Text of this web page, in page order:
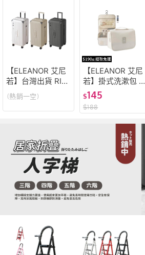
【ELEANOR 艾尼
若】台灣出貨 RI系
列 行李箱 登機箱
旅行箱 拉桿 五輪
出國 旅遊 耐摔防
(熱銷一空)
【ELEANOR 艾尼
若】掛式洗漱包 旅
行收納包 梳洗包
化妝包 掛壁包 盥
洗包 收納包 摺疊
$145
$188